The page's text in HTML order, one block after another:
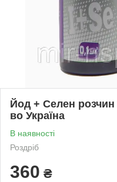
Йод + Селен розчин
во Україна
В наявності
Роздріб
360 ₴